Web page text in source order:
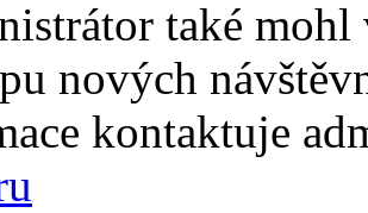
také mohl
nových
kontaktuje